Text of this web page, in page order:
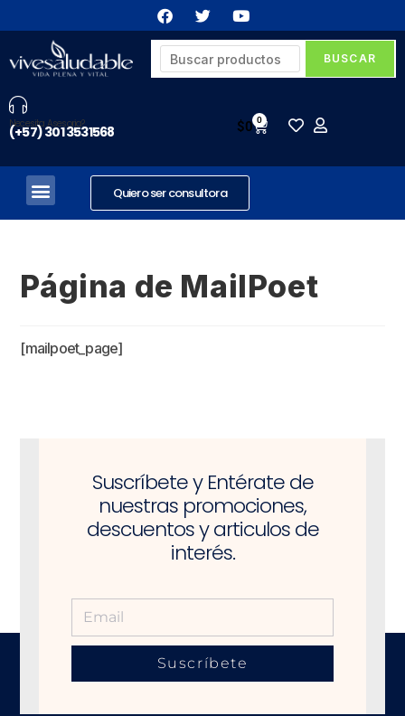
Necesita Asesoria?
(+57) 301 3531568 $0 0
Quiero ser consultora
Página de MailPoet
[mailpoet_page]
Suscríbete y Entérate de
nuestras promociones,
descuentos y articulos de
interés.
Suscríbete